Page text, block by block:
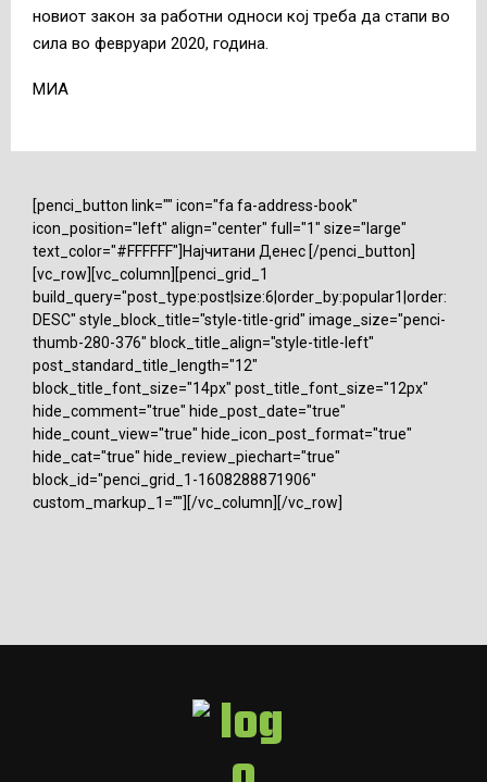
новиот закон за работни односи кој треба да стапи во
сила во февруари 2020, година.
МИА
[penci_button link="" icon="fa fa-address-book"
icon_position="left" align="center" full="1" size="large"
text_color="#FFFFFF"]Најчитани Денес [/penci_button]
[vc_row][vc_column][penci_grid_1
build_query="post_type:post|size:6|order_by:popular1|order:
DESC" style_block_title="style-title-grid" image_size="penci-
thumb-280-376" block_title_align="style-title-left"
post_standard_title_length="12"
block_title_font_size="14px" post_title_font_size="12px"
hide_comment="true" hide_post_date="true"
hide_count_view="true" hide_icon_post_format="true"
hide_cat="true" hide_review_piechart="true"
block_id="penci_grid_1-1608288871906"
custom_markup_1=""][/vc_column][/vc_row]